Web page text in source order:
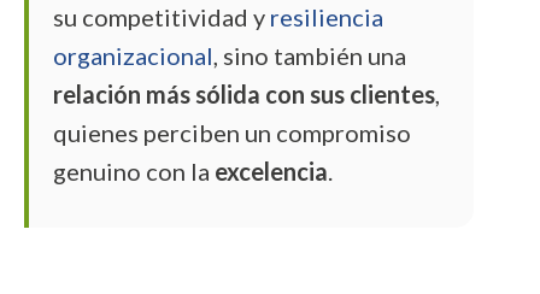
su competitividad y resiliencia
organizacional , sino también una
relación más sólida con sus clientes
quienes perciben un compromiso
genuino con la excelencia